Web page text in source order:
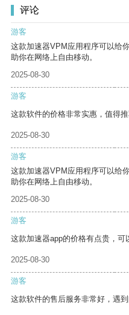
评论
游客
这款加速器VPM应用程序可以给
助你在网络上自由移动。
2025-08-30
游客
这款软件的价格非常实惠，值得推
2025-08-30
游客
这款加速器VPM应用程序可以给
助你在网络上自由移动。
2025-08-30
游客
这款加速器app的价格有点贵，可
2025-08-30
游客
这款软件的售后服务非常好，遇